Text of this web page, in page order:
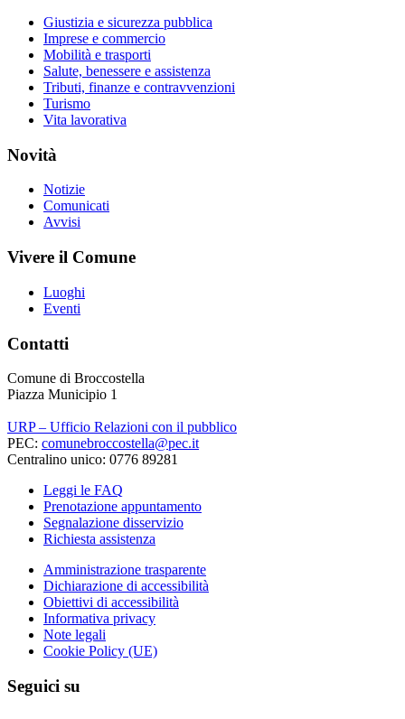
Giustizia e sicurezza pubblica
Imprese e commercio
Mobilità e trasporti
Salute, benessere e assistenza
Tributi, finanze e contravvenzioni
Turismo
Vita lavorativa
Novità
Notizie
Comunicati
Avvisi
Vivere il Comune
Luoghi
Eventi
Contatti
Comune di Broccostella
Piazza Municipio 1
URP – Ufficio Relazioni con il pubblico
PEC: comunebroccostella@pec.it
Centralino unico: 0776 89281
Leggi le FAQ
Prenotazione appuntamento
Segnalazione disservizio
Richiesta assistenza
Amministrazione trasparente
Dichiarazione di accessibilità
Obiettivi di accessibilità
Informativa privacy
Note legali
Cookie Policy (UE)
Seguici su